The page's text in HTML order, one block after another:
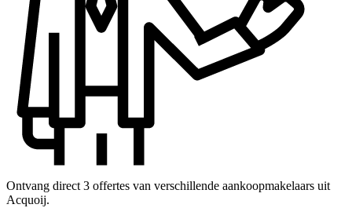
Ontvang direct 3 offertes van verschillende aankoopmakelaars uit
Acquoij.